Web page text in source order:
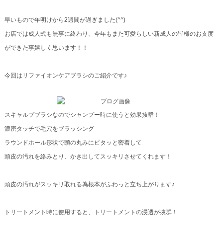
早いもので年明けから2週間が過ぎました(^^)
お店では成人式も無事に終わり、今年もまた可愛らしい新成人の皆様のお支度
ができた事嬉しく思います！！
今回はリファイオンケアブラシのご紹介です♪
スキャルプブラシなのでシャンプー時に使うと効果抜群！
濃密タッチで毛穴をブラッシング
ラウンドホール形状で頭の丸みにピタッと密着して
頭皮の汚れを絡みとり、かき出してスッキリさせてくれます！
頭皮の汚れがスッキリ取れる為根本がふわっと立ち上がります♪
トリートメント時に使用すると、トリートメントの浸透が抜群！